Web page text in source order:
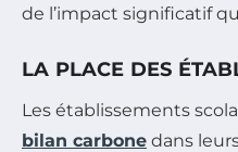
de l’impact significatif
LA PLACE DES
Les établissements
bilan carbone dans